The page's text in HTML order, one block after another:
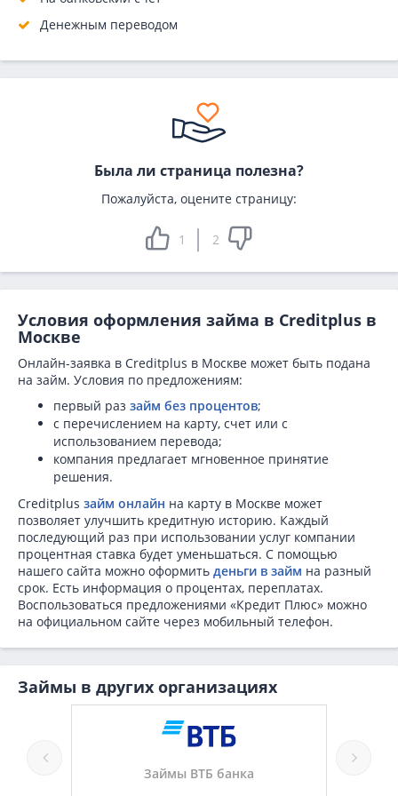
Денежным переводом
Была ли страница полезна?
Пожалуйста, оцените страницу:
1 2
Условия оформления займа в Creditplus в
Москве
Онлайн-заявка в Creditplus в Москве может быть подана
на займ. Условия по предложениям:
первый раз займ без процентов;
с перечислением на карту, счет или с
использованием перевода;
компания предлагает мгновенное принятие
решения.
Creditplus займ онлайн на карту в Москве может
позволяет улучшить кредитную историю. Каждый
последующий раз при использовании услуг компании
процентная ставка будет уменьшаться. С помощью
нашего сайта можно оформить деньги в займ на разный
срок. Есть информация о процентах, переплатах.
Воспользоваться предложениями «Кредит Плюс» можно
на официальном сайте через мобильный телефон.
Займы в других организациях
Займы ВТБ банка